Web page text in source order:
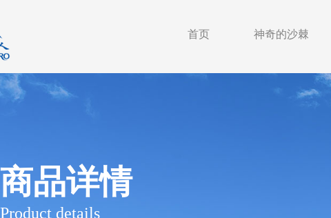
首页 神奇的沙棘
商品详情
Product details